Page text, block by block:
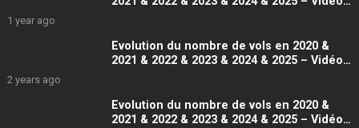
1 year ago
Evolution du nombre de vols en 2020 &
2021 & 2022 & 2023 & 2024 & 2025 – Vidéo
2 years ago
Evolution du nombre de vols en 2020 &
2021 & 2022 & 2023 & 2024 & 2025 – Vidéo